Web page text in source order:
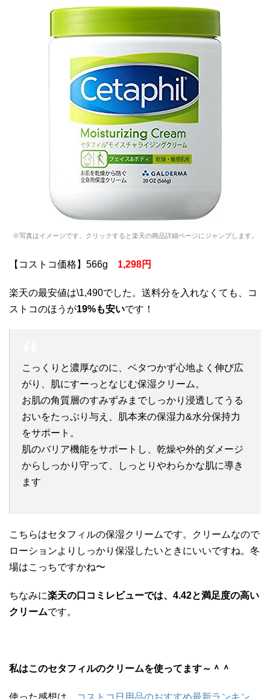
※写真はイメージです。クリックすると楽天の商品詳細ページにジャンプします。
【コストコ価格】566g 1,298円
楽天の最安値は\1,490でした。送料分を入れなくても、コ
ストコのほうが19%も安いです！
こっくりと濃厚なのに、ベタつかず心地よく伸び広
がり、肌にすーっとなじむ保湿クリーム。
お肌の角質層のすみずみまでしっかり浸透してうる
おいをたっぷり与え、肌本来の保湿力&水分保持力
をサポート。
肌のバリア機能をサポートし、乾燥や外的ダメージ
からしっかり守って、しっとりやわらかな肌に導き
ます
こちらはセタフィルの保湿クリームです。クリームなので
ローションよりしっかり保湿したいときにいいですね。冬
場はこっちですかね〜
ちなみに楽天の口コミレビューでは、4.42と満足度の高い
クリームです。
私はこのセタフィルのクリームを使ってます～＾＾
使った感想は、 コストコ日用品のおすすめ最新ランキン